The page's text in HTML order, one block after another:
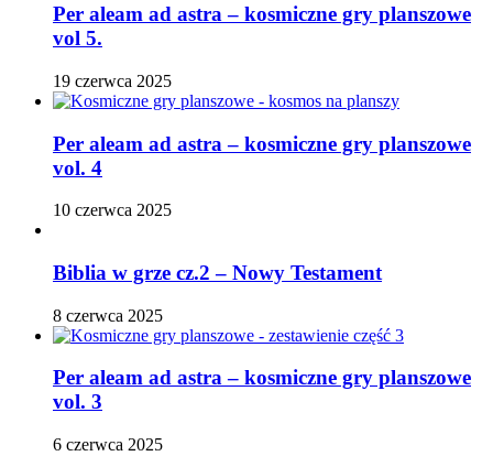
Per aleam ad astra – kosmiczne gry planszowe
vol 5.
19 czerwca 2025
Per aleam ad astra – kosmiczne gry planszowe
vol. 4
10 czerwca 2025
Biblia w grze cz.2 – Nowy Testament
8 czerwca 2025
Per aleam ad astra – kosmiczne gry planszowe
vol. 3
6 czerwca 2025